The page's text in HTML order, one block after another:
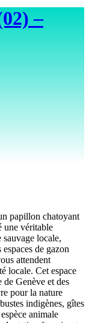
–
papillon chatoyant
une véritable
locale,
de gazon
attendent
locale. Cet espace
de Genève et des
pour la nature
indigènes, gîtes
animale